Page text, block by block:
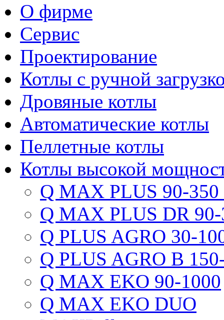
О фирме
Сервис
Проектирование
Котлы с ручной
Дровяные котлы
Автоматические котлы
Пеллетные котлы
Котлы высокой
Q MAX PLUS 90-350
Q MAX PLUS DR
Q PLUS AGRO 30-
Q PLUS AGRO B
Q MAX EKO 90-1000
Q MAX EKO DUO